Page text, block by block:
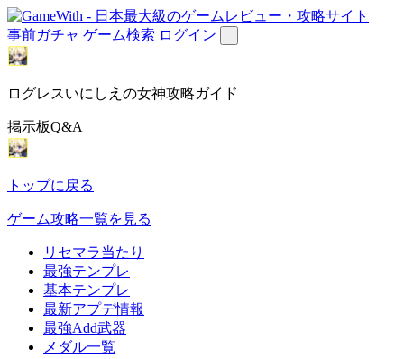
事前ガチャ ゲーム検索 ログイン
ログレスいにしえの女神攻略ガイド
掲示板Q&A
トップに戻る
ゲーム攻略一覧を見る
リセマラ当たり
最強テンプレ
基本テンプレ
最新アプデ情報
最強Add武器
メダル一覧